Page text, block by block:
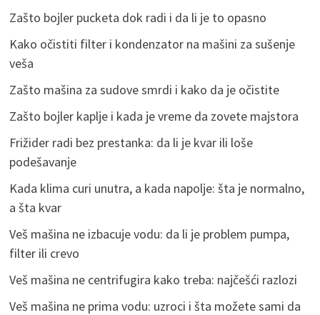
Zašto bojler pucketa dok radi i da li je to opasno
Kako očistiti filter i kondenzator na mašini za sušenje
veša
Zašto mašina za sudove smrdi i kako da je očistite
Zašto bojler kaplje i kada je vreme da zovete majstora
Frižider radi bez prestanka: da li je kvar ili loše
podešavanje
Kada klima curi unutra, a kada napolje: šta je normalno,
a šta kvar
Veš mašina ne izbacuje vodu: da li je problem pumpa,
filter ili crevo
Veš mašina ne centrifugira kako treba: najčešći razlozi
Veš mašina ne prima vodu: uzroci i šta možete sami da